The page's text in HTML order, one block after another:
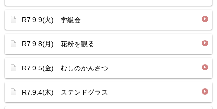
R7.9.9(火) 学級会
R7.9.8(月) 花粉を観る
R7.9.5(金) むしのかんさつ
R7.9.4(木) ステンドグラス